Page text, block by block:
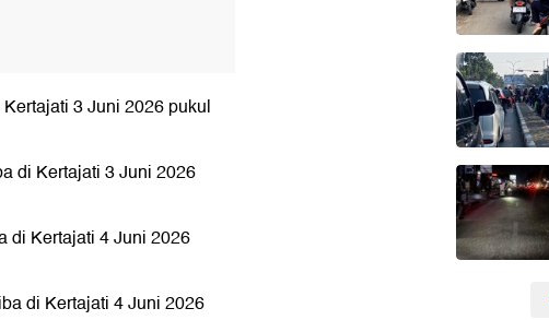
3 Juni 2026 pukul
di Kertajati 3 Juni 2026
di Kertajati 4 Juni 2026
di Kertajati 4 Juni 2026